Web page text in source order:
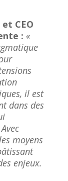
CEO
: «
il est
dans des
moyens
enjeux.